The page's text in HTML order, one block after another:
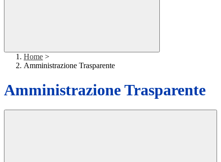
Home >
Amministrazione Trasparente
Amministrazione Trasparente